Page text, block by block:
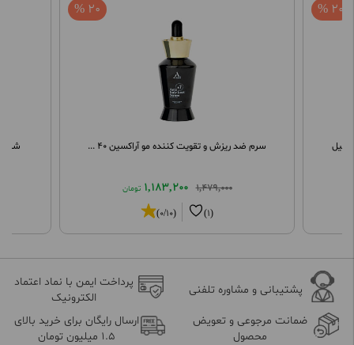
سرم ضد ریزش و تقویت کننده مو آراکسین 40 ...
1,479,000
1,183,200 تومان
20 %
(1)
(0/10)
20 %
پشتیبانی و مشاوره تلفنی
پرداخت ایمن با نماد اعتماد
الکترونیک
ضمانت مرجوعی و تعویض
محصول
ارسال رایگان برای خرید بالای
1.5 میلیون تومان